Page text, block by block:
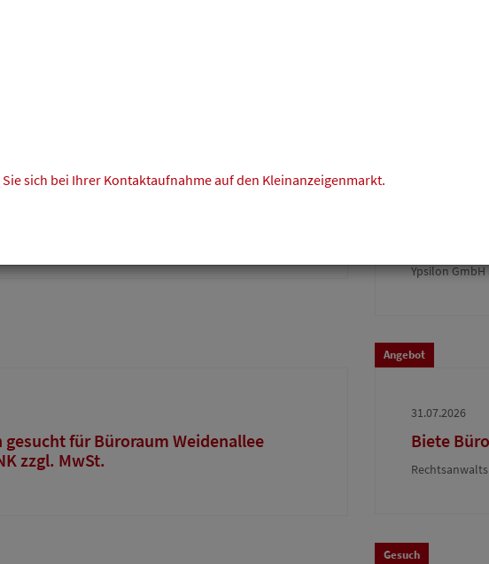
Ypsilon
für Büroraum Weidenallee
zzgl. MwSt.
Angebot
31.07.2026
Biete
Gesuch
sich bei Ihrer Kontaktaufnahme auf den Kleinanzeigenmarkt.